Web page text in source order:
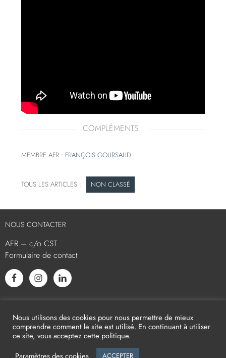
COMPLÉMENTS :
MEMBRE AFR : FRANÇOIS GOURSAUD
NON CLASSÉ
NOUS CONTACTER
AFR – c/o CST
Formulaire de contact
Nous utilisons des cookies pour nous permettre de mieux
comprendre comment le site est utilisé. En continuant à utiliser
ce site, vous acceptez cette politique.
Paramètres des cookies
ACCEPTER